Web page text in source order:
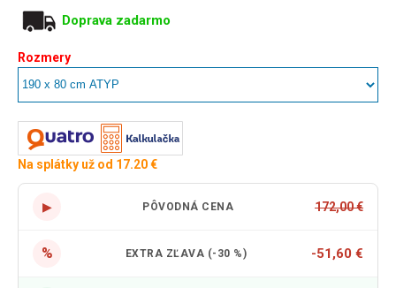
Doprava zadarmo
Rozmery
Na splátky už od 17.20 €
▶ PÔVODNÁ CENA 172,00 €
% EXTRA ZĽAVA (-30 %) -51,60 €